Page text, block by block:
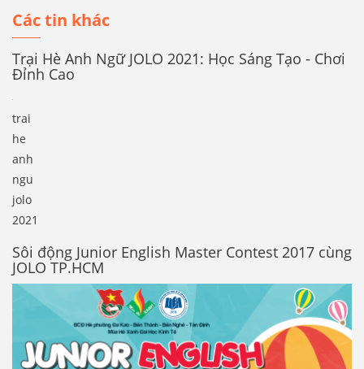
Các tin khác
Trại Hè Anh Ngữ JOLO 2021: Học Sáng Tạo - Chơi
Đỉnh Cao
trai
he
anh
ngu
jolo
2021
Sôi động Junior English Master Contest 2017 cùng
JOLO TP.HCM